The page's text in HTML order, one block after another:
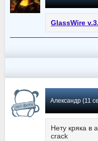
GlassWire
Нету кряка в
crack